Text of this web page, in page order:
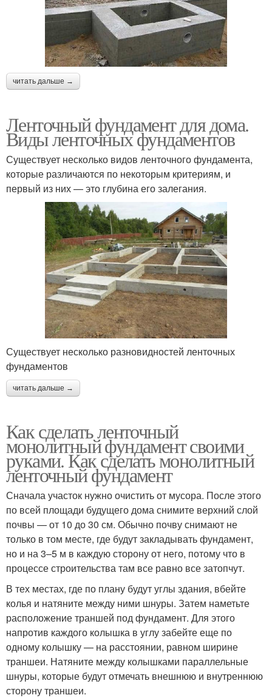
читать дальше →
Ленточный фундамент для дома.
Виды ленточных фундаментов
Существует несколько видов ленточного фундамента,
которые различаются по некоторым критериям, и
первый из них — это глубина его залегания.
Существует несколько разновидностей ленточных
фундаментов
читать дальше →
Как сделать ленточный
монолитный фундамент своими
руками. Как сделать монолитный
ленточный фундамент
Сначала участок нужно очистить от мусора. После этого
по всей площади будущего дома снимите верхний слой
почвы — от 10 до 30 см. Обычно почву снимают не
только в том месте, где будут закладывать фундамент,
но и на 3–5 м в каждую сторону от него, потому что в
процессе строительства там все равно все затопчут.
В тех местах, где по плану будут углы здания, вбейте
колья и натяните между ними шнуры. Затем наметьте
расположение траншей под фундамент. Для этого
напротив каждого колышка в углу забейте еще по
одному колышку — на расстоянии, равном ширине
траншеи. Натяните между колышками параллельные
шнуры, которые будут отмечать внешнюю и внутреннюю
сторону траншеи.